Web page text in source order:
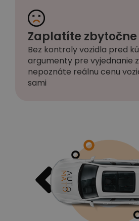
Zaplatíte
Bez kontroly vozidla pred
argumenty pre vyjednanie
nepoznáte reálnu cenu
sami